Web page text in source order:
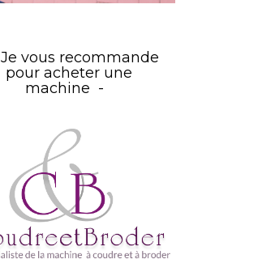
Je vous recommande
pour acheter une
machine